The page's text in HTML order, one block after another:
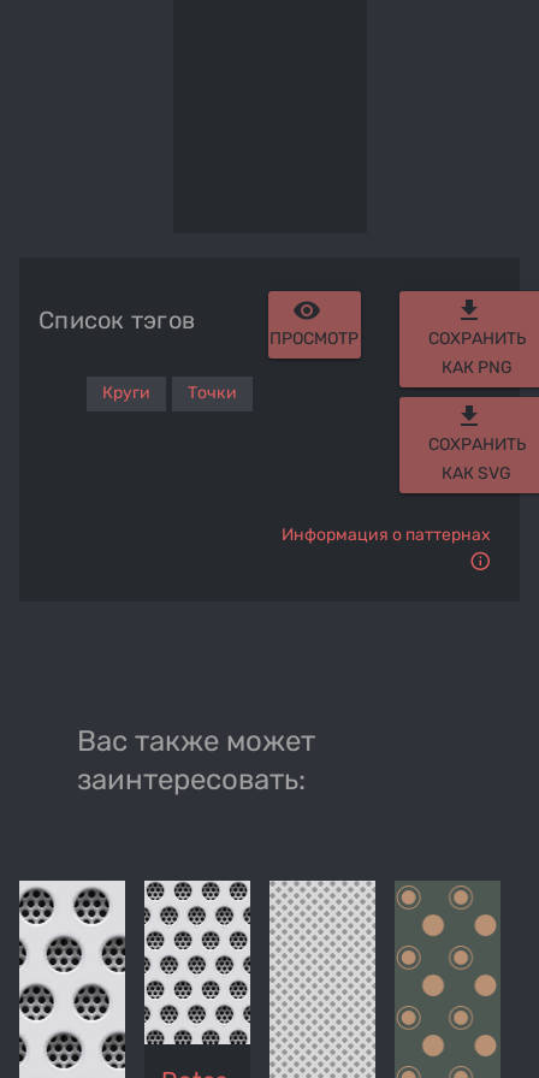
Список тэгов
Круги Точки
remove_red_eye
ПРОСМОТР
get_app
СОХРАНИТЬ
КАК PNG
get_app
СОХРАНИТЬ
КАК SVG
Информация о паттернах
Вас также может
заинтересовать: